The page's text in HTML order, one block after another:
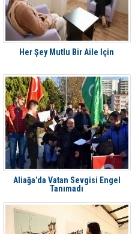
Her Şey Mutlu Bir Aile İçin
Aliağa’da Vatan Sevgisi Engel
Tanımadı